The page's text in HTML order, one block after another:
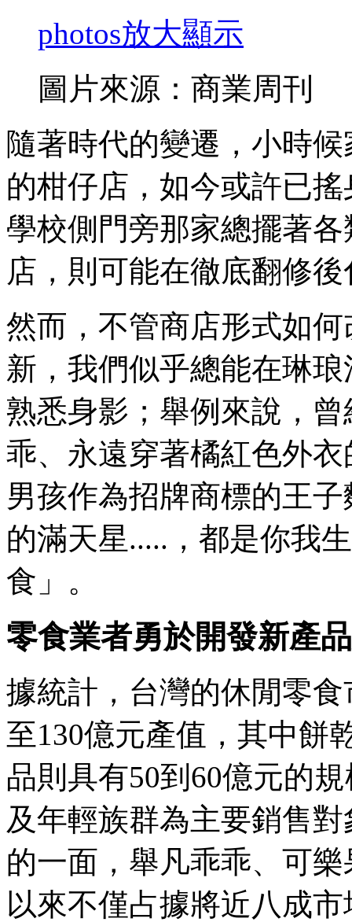
photos放大顯示
圖片來源：商業周刊
隨著時代的變遷，小時
的柑仔店，如今或許已
學校側門旁那家總擺著
店，則可能在徹底翻修
然而，不管商店形式如
新，我們似乎總能在琳
熟悉身影；舉例來說，
乖、永遠穿著橘紅色外
男孩作為招牌商標的王
的滿天星.....，都是你我
食」。
零食業者勇於開發新產
據統計，台灣的休閒零
至130億元產值，其中餅
品則具有50到60億元的
及年輕族群為主要銷售
的一面，舉凡乖乖、可
以來不僅占據將近八成